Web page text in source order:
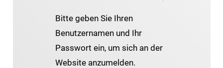
Bitte geben Sie Ihren
Benutzernamen und Ihr
Passwort ein, um sich an der
Website anzumelden.